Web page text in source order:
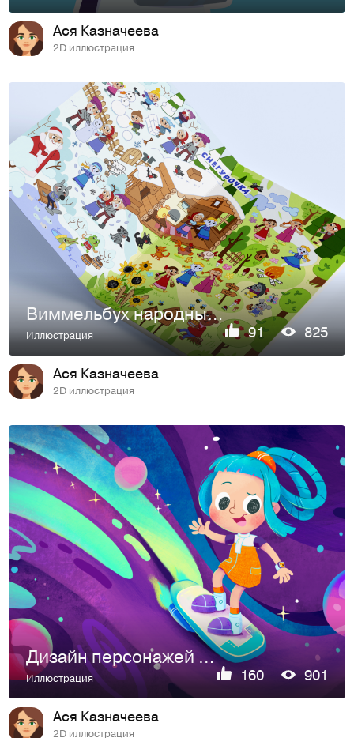
Ася Казначеева
2D иллюстрация
Виммельбух народные сказки
Иллюстрация 91 825
Ася Казначеева
2D иллюстрация
Дизайн персонажей космической команды
Иллюстрация 160 901
Ася Казначеева
2D иллюстрация